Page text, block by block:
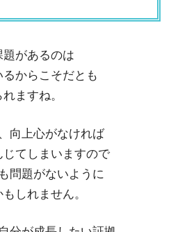
題があるのは
からこそだとも
ますね。
向上心がなければ
てしまいますので
問題がないように
しれません。